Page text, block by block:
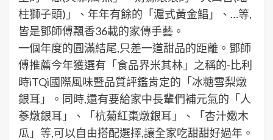
柱獅子頭)」、年年有餘的「滬式黃金鯧」、…等,
皆是鄧師傅飄香36載的家傳手藝。
一個年度的圓滿結尾,只差一道甜品的距離。鄧師
傅推薦今年獲選有「食品界米其林」之稱的-比利
時iTQi國際風味暨品質評鑑肯定的「冰糖雪梨燉
銀耳」。同時,還有要給家中長輩們補元氣的「人
蔘燉銀耳」、「杭菊紅棗燉銀耳」、「杏汁嫩木
瓜」等,可以自由搭配選擇,讓全家吃甜甜好過年。